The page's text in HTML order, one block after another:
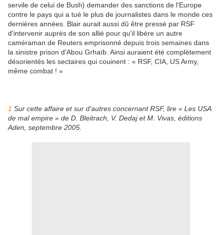
servile de celui de Bush) demander des sanctions de l'Europe
contre le pays qui a tué le plus de journalistes dans le monde ces
dernières années. Blair aurait aussi dû être pressé par RSF
d'intervenir auprès de son allié pour qu'il libère un autre
caméraman de Reuters emprisonné depuis trois semaines dans
la sinistre prison d'Abou Grhaïb. Ainsi auraient été complètement
désorientés les sectaires qui couinent : « RSF, CIA, US Army,
même combat ! »
1 Sur cette affaire et sur d'autres concernant RSF, lire « Les USA
de mal empire » de D. Bleitrach, V. Dedaj et M. Vivas, éditions
Aden, septembre 2005.